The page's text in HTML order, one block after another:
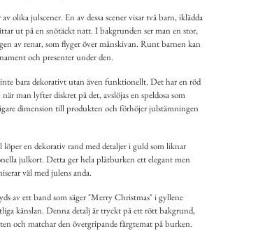
olika julscener. En av dessa scener visar två barn, iklädda
ut på en snötäckt natt. I bakgrunden ser man en stor,
av renar, som flyger över månskivan. Runt barnen kan
och presenter under den.
bara dekorativt utan även funktionellt. Det har en röd
man lyfter diskret på det, avslöjas en speldosa som
dimension till produkten och förhöjer julstämningen
en dekorativ rand med detaljer i guld som liknar
julkort. Detta ger hela plåtburken ett elegant men
väl med julens anda.
av ett band som säger "Merry Christmas" i gyllene
känslan. Denna detalj är tryckt på ett rött bakgrund,
och matchar den övergripande färgtemat på burken.